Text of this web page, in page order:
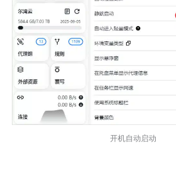
开机自动启动